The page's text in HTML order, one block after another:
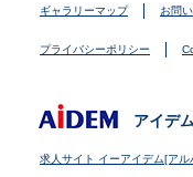
ギャラリーマップ お問
プライバシーポリシー
アイデ
求人サイト イーアイデム[アル